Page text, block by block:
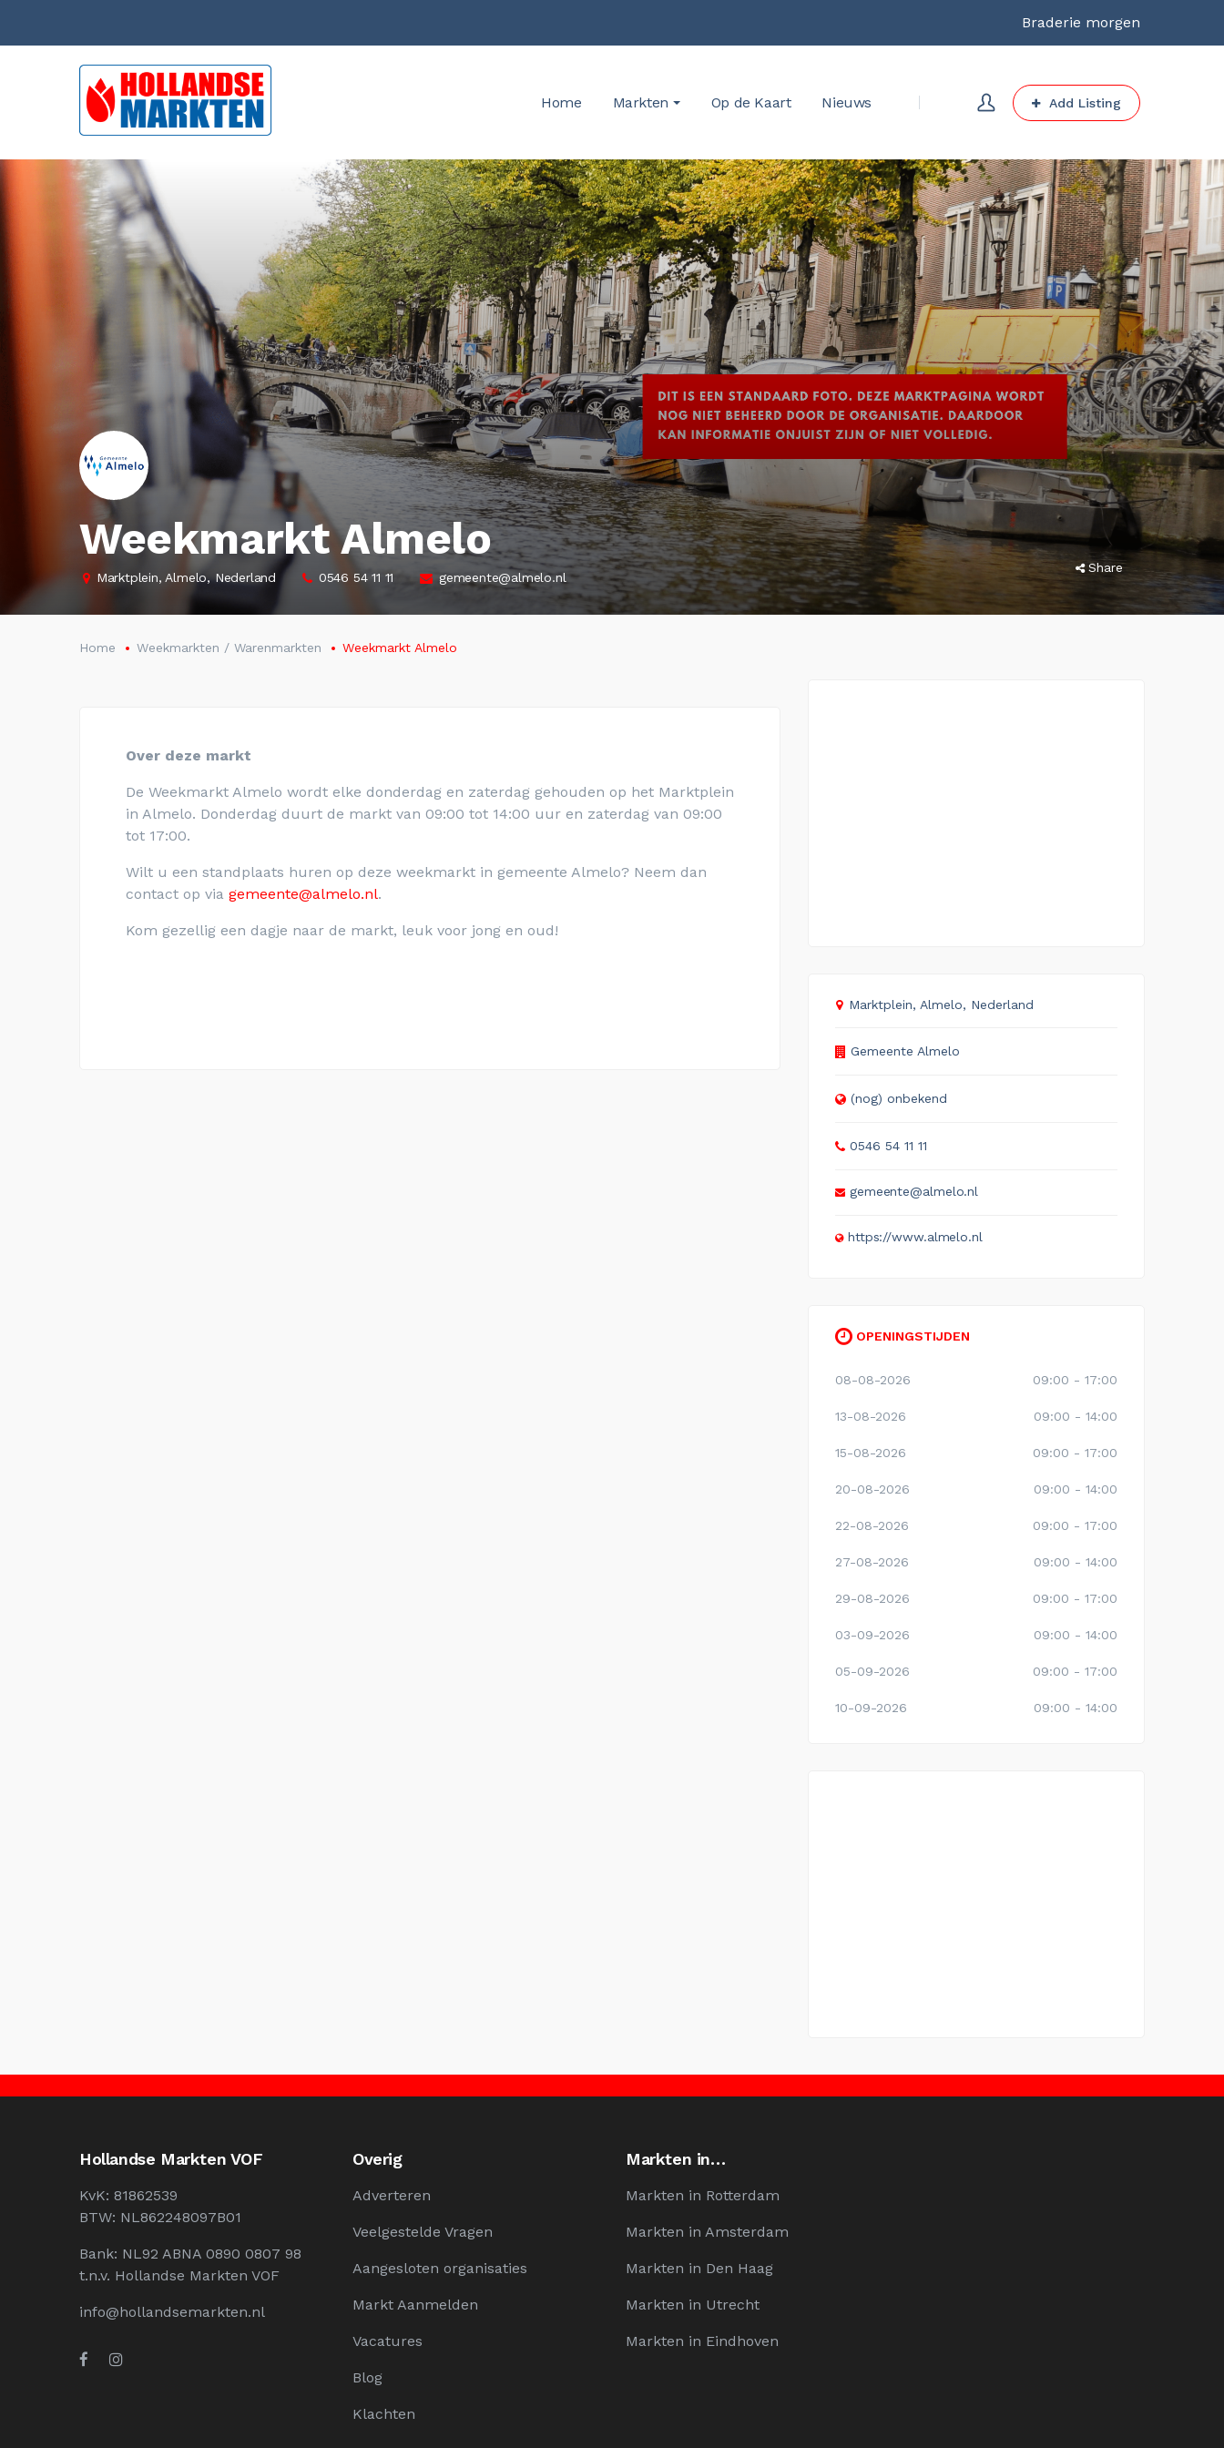
Braderie morgen
Home Markten Op de Kaart Nieuws Add Listing
Weekmarkt Almelo
Marktplein, Almelo, Nederland 0546 54 11 11 gemeente@almelo.nl
Share
Home Weekmarkten / Warenmarkten Weekmarkt Almelo
Over deze markt
De Weekmarkt Almelo wordt elke donderdag en zaterdag gehouden op het Marktplein
in Almelo. Donderdag duurt de markt van 09:00 tot 14:00 uur en zaterdag van 09:00
tot 17:00.
Wilt u een standplaats huren op deze weekmarkt in gemeente Almelo? Neem dan
contact op via gemeente@almelo.nl.
Kom gezellig een dagje naar de markt, leuk voor jong en oud!
Marktplein, Almelo, Nederland
Gemeente Almelo
(nog) onbekend
0546 54 11 11
gemeente@almelo.nl
https://www.almelo.nl
OPENINGSTIJDEN
08-08-2026 09:00 - 17:00
13-08-2026 09:00 - 14:00
15-08-2026 09:00 - 17:00
20-08-2026 09:00 - 14:00
22-08-2026 09:00 - 17:00
27-08-2026 09:00 - 14:00
29-08-2026 09:00 - 17:00
03-09-2026 09:00 - 14:00
05-09-2026 09:00 - 17:00
10-09-2026 09:00 - 14:00
Hollandse Markten VOF
KvK: 81862539
BTW: NL862248097B01
Bank: NL92 ABNA 0890 0807 98
t.n.v. Hollandse Markten VOF
info@hollandsemarkten.nl
Overig
Adverteren
Veelgestelde Vragen
Aangesloten organisaties
Markt Aanmelden
Vacatures
Blog
Klachten
Markten in…
Markten in Rotterdam
Markten in Amsterdam
Markten in Den Haag
Markten in Utrecht
Markten in Eindhoven